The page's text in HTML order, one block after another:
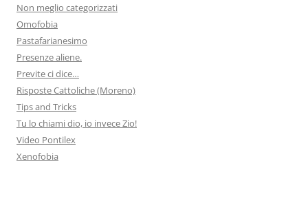
Non meglio categorizzati
Omofobia
Pastafarianesimo
Presenze aliene.
Previte ci dice…
Risposte Cattoliche (Moreno)
Tips and Tricks
Tu lo chiami dio, io invece Zio!
Video Pontilex
Xenofobia